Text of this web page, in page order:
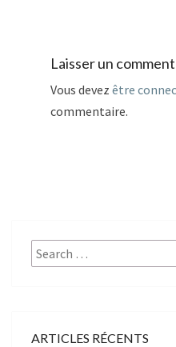
Laisser un
Vous devez être
commentaire.
Search
for:
ARTICLES RÉCENTS